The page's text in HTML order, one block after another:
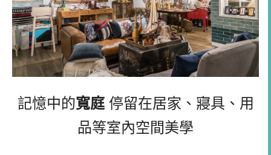
記憶中的寬庭停留在居家、寢具、用
品等室內空間美學